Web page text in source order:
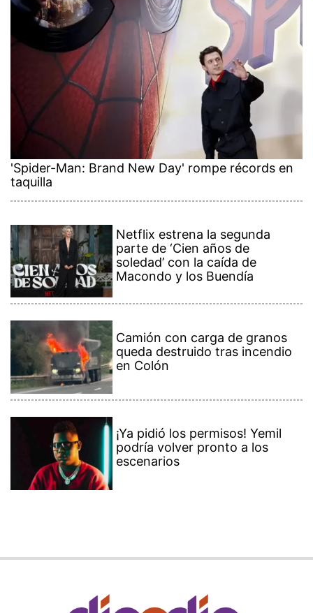
'Spider-Man: Brand New Day' rompe récords en
taquilla
Netflix estrena la segunda
parte de ‘Cien años de
soledad’ con la caída de
Macondo y los Buendía
Camión con carga de granos
queda destruido tras incendio
en Colón
¡Ya pidió los permisos! Yemil
podría volver pronto a los
escenarios